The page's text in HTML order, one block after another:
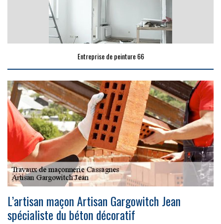
Entreprise de peinture 66
L’artisan maçon Artisan Gargowitch Jean
spécialiste du béton décoratif